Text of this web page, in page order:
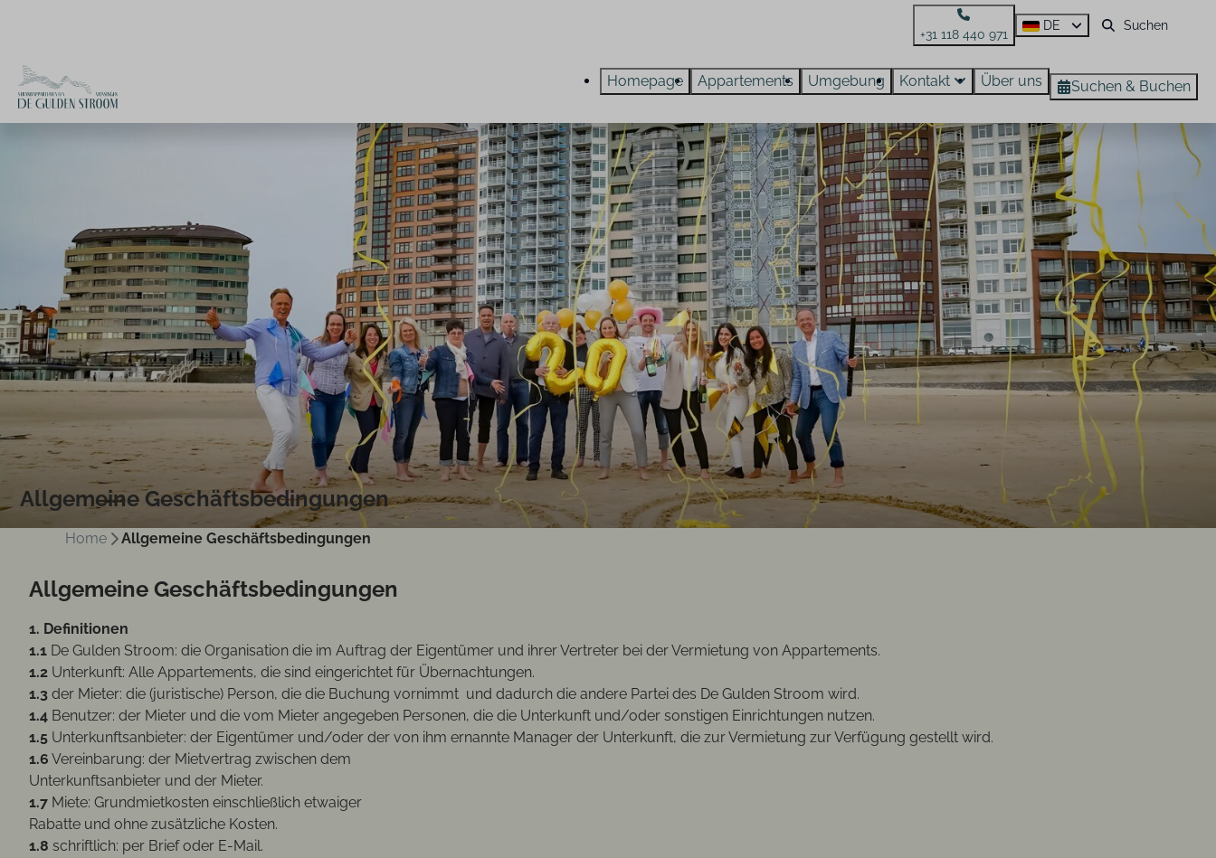
+31 118 440 971
DE
Homepage Appartements Umgebung Kontakt Über uns Suchen & Buchen
Allgemeine Geschäftsbedingungen
Home Allgemeine Geschäftsbedingungen
Allgemeine Geschäftsbedingungen
1. Definitionen
1.1 De Gulden Stroom: die Organisation die im Auftrag der Eigentümer und ihrer Vertreter bei der Vermietung von Appartements.
1.2 Unterkunft: Alle Appartements, die sind eingerichtet für Übernachtungen.
1.3 der Mieter: die (juristische) Person, die die Buchung vornimmt und dadurch die andere Partei des De Gulden Stroom wird.
1.4 Benutzer: der Mieter und die vom Mieter angegeben Personen, die die Unterkunft und/oder sonstigen Einrichtungen nutzen.
1.5 Unterkunftsanbieter: der Eigentümer und/oder der von ihm ernannte Manager der Unterkunft, die zur Vermietung zur Verfügung gestellt wird.
1.6 Vereinbarung: der Mietvertrag zwischen dem
Unterkunftsanbieter und der Mieter.
1.7 Miete: Grundmietkosten einschließlich etwaiger
Rabatte und ohne zusätzliche Kosten.
1.8 schriftlich: per Brief oder E-Mail.